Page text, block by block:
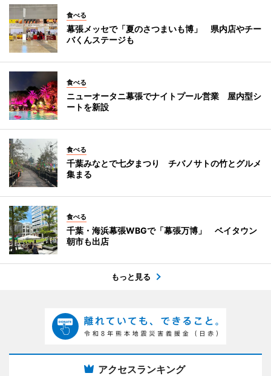
食べる
幕張メッセで「夏のさつまいも博」 県内店やチー
バくんステージも
食べる
ニューオータニ幕張でナイトプール営業 屋内型シ
ートを新設
食べる
千葉みなとで七夕まつり チバノサトの竹とグルメ
集まる
食べる
千葉・海浜幕張WBGで「幕張万博」 ベイタウン
朝市も出店
もっと見る
アクセスランキング